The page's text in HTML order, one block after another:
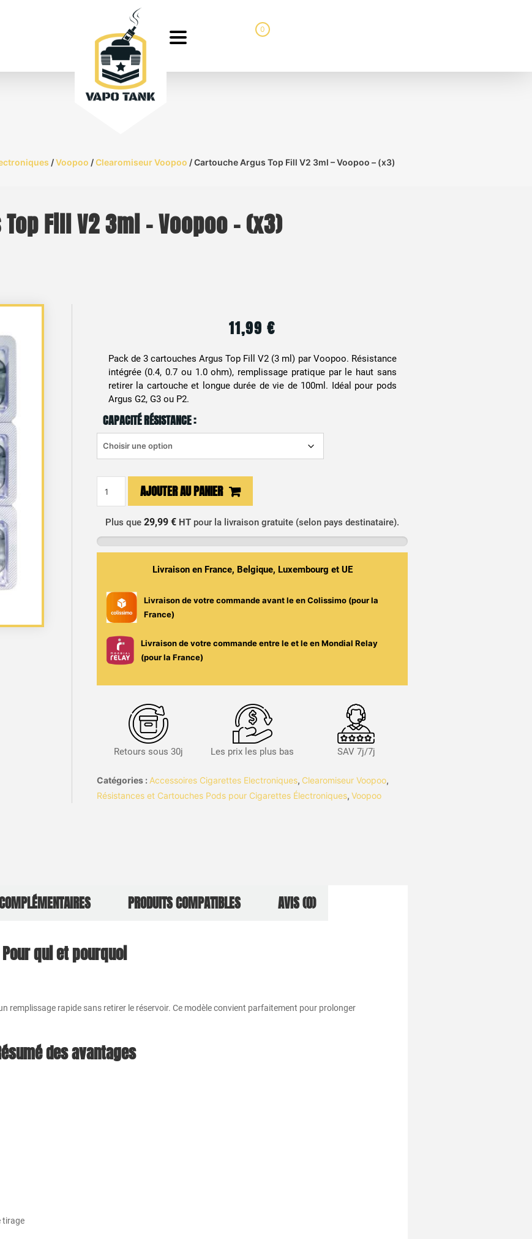
0
/Voopoo /Clearomiseur Voopoo / Cartouche Argus Top Fill V2 3ml – Voopoo – (x3)
Fill V2 3ml – Voopoo – (x3)
11,99€
Pack de 3 cartouches Argus Top Fill V2 (3 ml) par Voopoo. Résistance
intégrée (0.4, 0.7 ou 1.0 ohm), remplissage pratique par le haut sans
retirer la cartouche et longue durée de vie de 100ml. Idéal pour pods
Argus G2, G3 ou P2.
CAPACITÉ RÉSISTANCE :
Argus
Top
Fill
Voopoo
(x3)
AJOUTER AU PANIER
Plus que29,99 € HT pour la livraison gratuite (selon pays destinataire).
Livraison en France, Belgique, Luxembourg et UE
Livraison de votre commande avant leen Colissimo (pour la
France)
Livraison de votre commande entre leet leen Mondial Relay
(pour la France)
Retours sous 30j Les prix les plus bas SAV 7j/7j
Catégories : Accessoires Cigarettes Electroniques, Clearomiseur Voopoo,
Résistances et Cartouches Pods pour Cigarettes Électroniques, Voopoo
PRODUITS COMPATIBLES AVIS (0)
Pour qui et pourquoi
remplissage rapide sans retirer le réservoir. Ce modèle convient parfaitement pour prolonger
des avantages
tirage